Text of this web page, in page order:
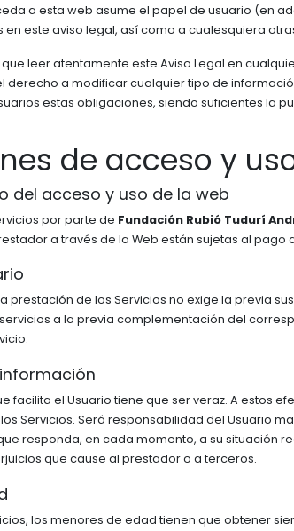
a esta web asume el papel de usuario (en
en este aviso legal, así como a cualesquiera
leer atentamente este Aviso Legal en
derecho a modificar cualquier tipo de
estas obligaciones, siendo suficientes la
de acceso y
del acceso y uso de la web
por parte de Fundación Rubió Tudurí
a través de la Web están sujetas al
prestación de los Servicios no exige la previa
a la previa complementación del
facilita el Usuario tiene que ser veraz. A estos
Servicios. Será responsabilidad del Usuario
responda, en cada momento, a su situación
que cause al prestador o a terceros.
los menores de edad tienen que obtener